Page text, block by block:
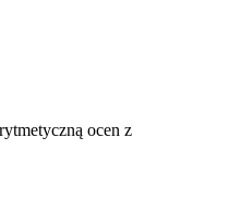
ocen z